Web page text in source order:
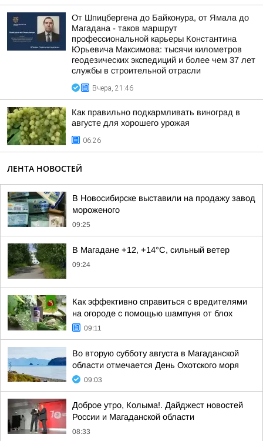
От Шпицбергена до Байконура, от Ямала до
Магадана - таков маршрут
профессиональной карьеры Константина
Юрьевича Максимова: тысячи километров
геодезических экспедиций и более чем 37 лет
службы в строительной отрасли
Вчера, 21:46
Как правильно подкармливать виноград в
августе для хорошего урожая
06:26
ЛЕНТА НОВОСТЕЙ
В Новосибирске выставили на продажу завод
мороженого
09:25
В Магадане +12, +14°C, сильный ветер
09:24
Как эффективно справиться с вредителями
на огороде с помощью шампуня от блох
09:11
Во вторую субботу августа в Магаданской
области отмечается День Охотского моря
09:03
Доброе утро, Колыма!. Дайджест новостей
России и Магаданской области
08:33